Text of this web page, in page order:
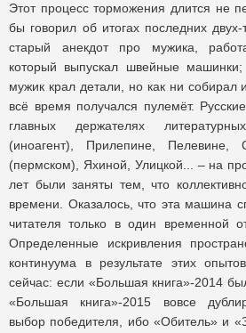
Этот процесс торможения длится не
бы говорил об итогах последних двух-
старый анекдот про мужика,
который выпускал швейные
мужик крал детали, но как ни собирал
всё время получался пулемёт.
главных держателях
(иноагент), Прилепине, Пелевине,
(пермском), Яхиной, Улицкой... – на
лет были заняты тем, что
времени. Оказалось, что эта машина
читателя только в один временной
Определенные искривления
континуума в результате этих
сейчас: если «Большая книга»-2014
«Большая книга»-2015 вовсе
выбор победителя, ибо «Обитель» и